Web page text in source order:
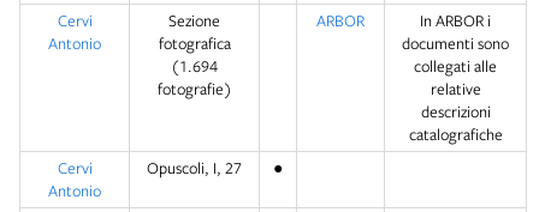
Cervi
Antonio
Sezione
fotografica
(1.694
fotografie)
ARBOR
In ARBOR i
documenti sono
collegati alle
relative
descrizioni
catalografiche
Cervi
Antonio
Opuscoli, I, 27 ●